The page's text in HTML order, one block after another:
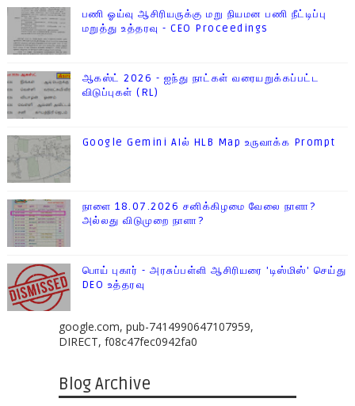
பணி ஓய்வு ஆசிரியருக்கு மறு நியமன பணி நீட்டிப்பு
மறுத்து உத்தரவு - CEO Proceedings
ஆகஸ்ட் 2026 - ஐந்து நாட்கள் வரையறுக்கப்பட்ட
விடுப்புகள் (RL)
Google Gemini AIல் HLB Map உருவாக்க Prompt
நாளை 18.07.2026 சனிக்கிழமை வேலை நாளா?
அல்லது விடுமுறை நாளா?
பொய் புகார் - அரசுப்பள்ளி ஆசிரியரை 'டிஸ்மிஸ்' செய்து
DEO உத்தரவு
google.com, pub-7414990647107959,
DIRECT, f08c47fec0942fa0
Blog Archive